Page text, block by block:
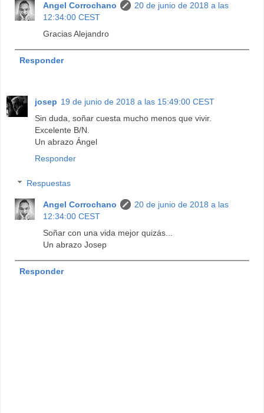
Angel Corrochano
20 de junio de 2018 a las
12:34:00 CEST
Gracias Alejandro
Responder
josep 19 de junio de 2018 a las 15:49:00 CEST
Sin duda, soñar cuesta mucho menos que vivir.
Excelente B/N.
Un abrazo Ángel
Responder
Respuestas
Angel Corrochano
20 de junio de 2018 a las
12:34:00 CEST
Soñar con una vida mejor quizás...
Un abrazo Josep
Responder